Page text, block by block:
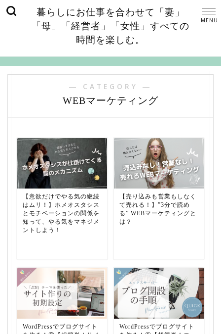
暮らしにお仕事を合わせて「妻」
「母」「経営者」「女性」すべての
時間を楽しむ。
― CATEGORY ―
WEBマーケティング
【意欲だけでやる気の継続
はムリ！】ホメオスタシス
とモチベーションの関係を
知って、やる気をマネジメ
ントしよう！
【売り込みも営業もしなく
て売れる！】”3分で読め
る” WEBマーケティングと
は？
WordPressでブログサイト
WordPressでブログサイト